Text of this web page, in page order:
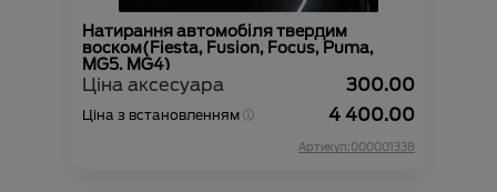
Натирання автомобіля твердим
воском(Fiesta, Fusion, Focus, Puma,
MG5, MG4)
Ціна аксесуара 300.00
Ціна з встановленням 4 400.00
Артикул:000001338